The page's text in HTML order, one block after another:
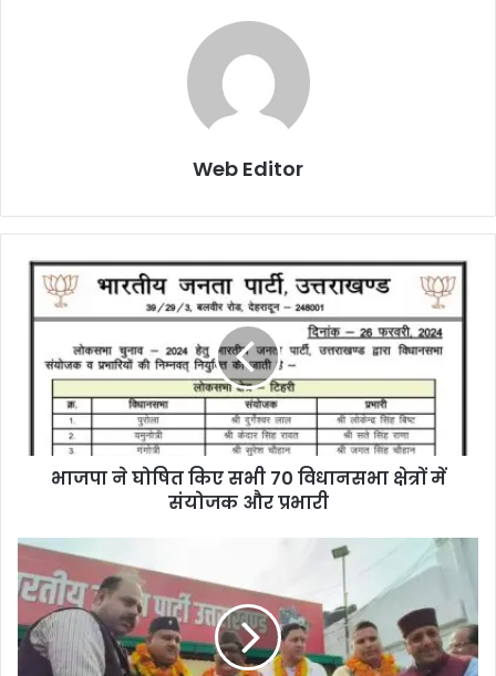
Web Editor
भाजपा ने घोषित किए सभी 70 विधानसभा क्षेत्रों में
संयोजक और प्रभारी